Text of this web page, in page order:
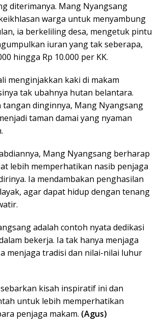
diterimanya. Mang Nyangsang
warga untuk menyambung
ia berkeliling desa, mengetuk pintu
iuran yang tak seberapa,
hingga Rp 10.000 per KK.
menginjakkan kaki di makam
tak ubahnya hutan belantara.
tangan dinginnya, Mang Nyangsang
taman damai yang nyaman
Mang Nyangsang berharap
lebih memperhatikan nasib penjaga
Ia mendambakan penghasilan
agar dapat hidup dengan tenang
adalah contoh nyata dedikasi
bekerja. Ia tak hanya menjaga
menjaga tradisi dan nilai-nilai luhur
kisah inspiratif ini dan
untuk lebih memperhatikan
penjaga makam. (Agus)